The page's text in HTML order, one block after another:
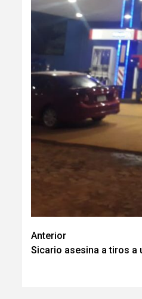
Navegación
de
Anterior
Sicario asesina a tiros a